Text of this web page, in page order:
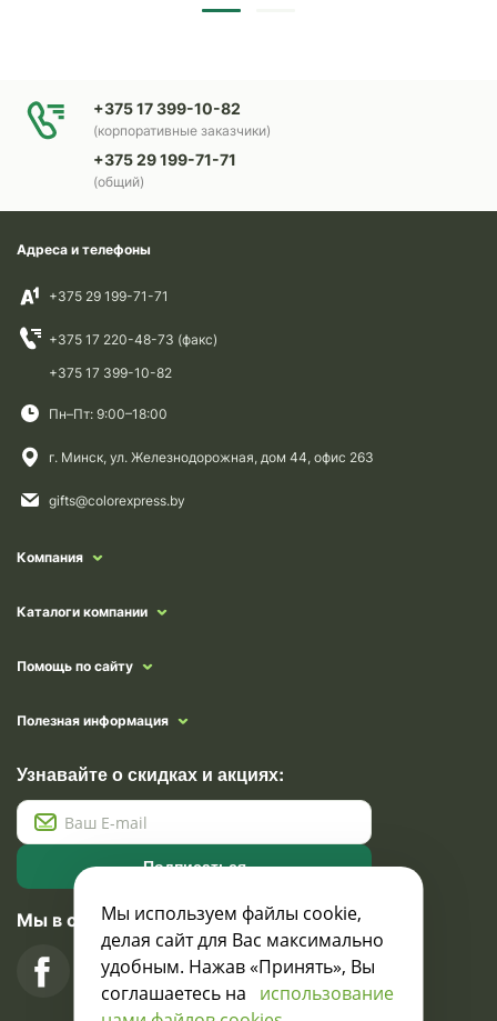
+375 17 399-10-82
(корпоративные заказчики)
+375 29 199-71-71
(общий)
Адреса и телефоны
+375 29 199-71-71
+375 17 220-48-73 (факс)
+375 17 399-10-82
Пн–Пт: 9:00–18:00
г. Минск, ул. Железнодорожная, дом 44, офис 263
gifts@colorexpress.by
Компания
Каталоги компании
Помощь по сайту
Полезная информация
Узнавайте о скидках и акциях:
Подписаться
Мы в социальных сетях
Мы используем файлы cookie,
делая сайт для Вас максимально
удобным. Нажав «Принять», Вы
соглашаетесь на использование